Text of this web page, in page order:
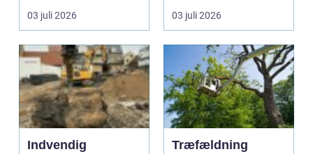
moderne samfund,
03 juli 2026
vandha...
03 juli 2026
Indvendig
Træfældning